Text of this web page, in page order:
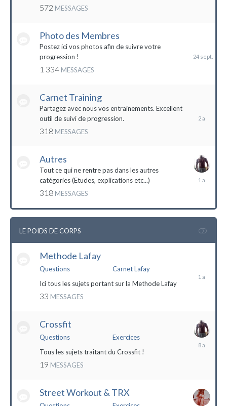
572 MESSAGES
Photo des Membres
Postez ici vos photos afin de suivre votre
progression !
1 334 MESSAGES
2023
Carnet Training
Partagez avec nous vos entrainements. Excellent
outil de suivi de progression.
318 MESSAGES
2022
Autres
Tout ce qui ne rentre pas dans les autres
catégories (Etudes, explications etc...)
318 MESSAGES
10
LE POIDS DE CORPS
Methode Lafay
Questions
Carnet Lafay
Ici tous les sujets portant sur la Methode Lafay
33 MESSAGES
2023
Crossfit
Questions
Exercices
Tous les sujets traitant du Crossfit !
19 MESSAGES
27
Street Workout & TRX